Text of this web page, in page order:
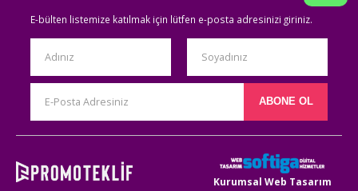
E-bülten listemize katılmak için lütfen e-posta adresinizi giriniz.
Kurumsal Web Tasarım